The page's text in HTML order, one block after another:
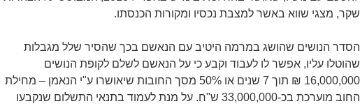
שקר, מצגי שווא באשר למצבת נכסיו ומקורות הכנסתו.
הסדר הנושים שהושג במרמה היטיב עם הנאשם בכך שהסיר שלל מגבלות
שהוטלו עליו, אפשר לו לעבוד וקבע כי על הנאשם לשלם לקופת הנושים
16,000,000 ₪ תוך 7 שנים או 50% מסך החובות שיאושרו ע"י הנאמן – מחילת
החוב מוערכת בכ-33,000,000 ש"ח. על מנת לעמוד בתנאי התשלום שנקבעו